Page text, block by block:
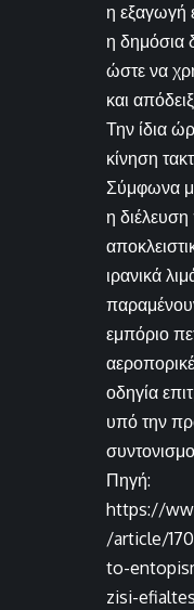
η εξαγωγή
η δημόσια
ώστε να
και
Την ίδια
κίνηση
Σύμφωνα
η
ιρανικά
εμπόριο
οδηγία
υπό την
Πηγή:
https://
/article/
to-
zisi-